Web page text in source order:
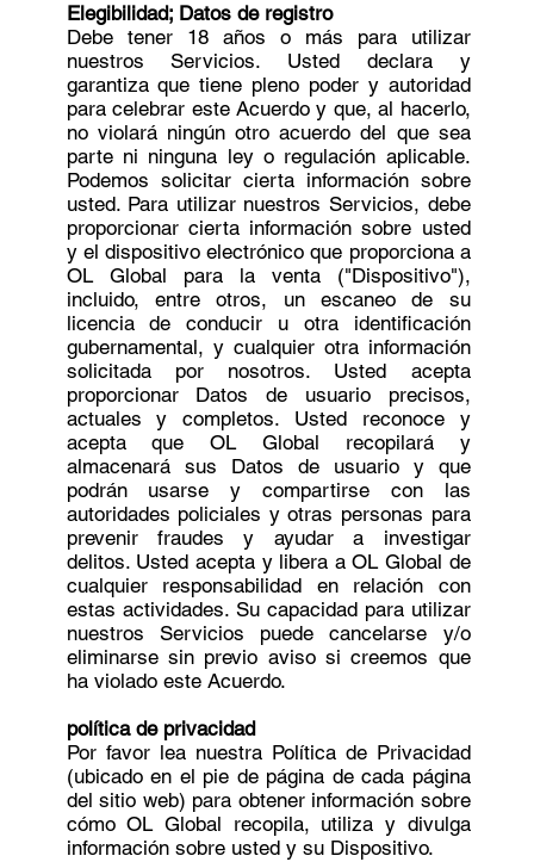
Elegibilidad; Datos de registro
Debe tener 18 años o más para utilizar
nuestros Servicios. Usted declara y
garantiza que tiene pleno poder y autoridad
para celebrar este Acuerdo y que, al hacerlo,
no violará ningún otro acuerdo del que sea
parte ni ninguna ley o regulación aplicable.
Podemos solicitar cierta información sobre
usted. Para utilizar nuestros Servicios, debe
proporcionar cierta información sobre usted
y el dispositivo electrónico que proporciona a
OL Global para la venta ("Dispositivo"),
incluido, entre otros, un escaneo de su
licencia de conducir u otra identificación
gubernamental, y cualquier otra información
solicitada por nosotros. Usted acepta
proporcionar Datos de usuario precisos,
actuales y completos. Usted reconoce y
acepta que OL Global recopilará y
almacenará sus Datos de usuario y que
podrán usarse y compartirse con las
autoridades policiales y otras personas para
prevenir fraudes y ayudar a investigar
delitos. Usted acepta y libera a OL Global de
cualquier responsabilidad en relación con
estas actividades. Su capacidad para utilizar
nuestros Servicios puede cancelarse y/o
eliminarse sin previo aviso si creemos que
ha violado este Acuerdo.
política de privacidad
Por favor lea nuestra Política de Privacidad
(ubicado en el pie de página de cada página
del sitio web) para obtener información sobre
cómo OL Global recopila, utiliza y divulga
información sobre usted y su Dispositivo.